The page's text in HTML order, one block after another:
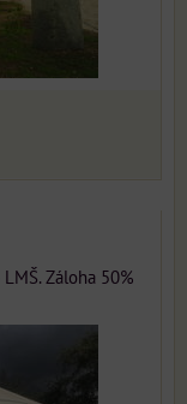
Záloha 50%